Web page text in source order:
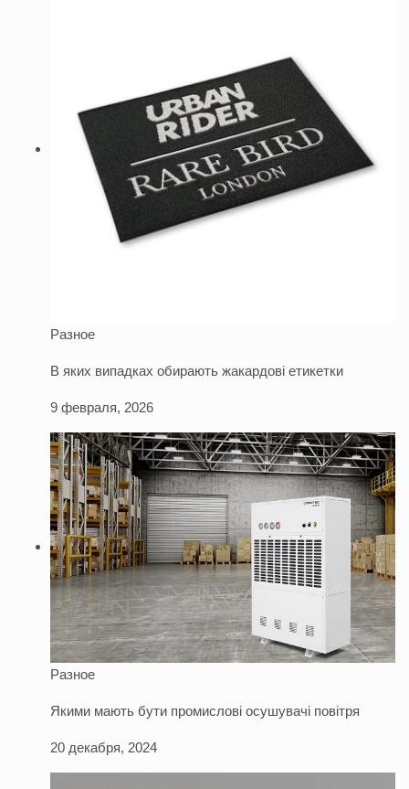
Разное
В яких випадках обирають жакардові етикетки
9 февраля, 2026
Разное
Якими мають бути промислові осушувачі повітря
20 декабря, 2024